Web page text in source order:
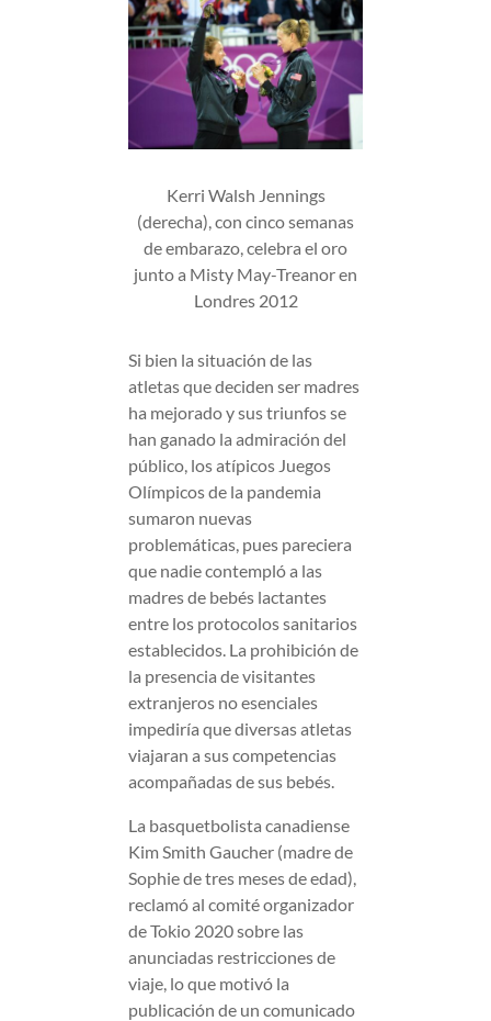
Kerri Walsh Jennings
(derecha), con cinco semanas
de embarazo, celebra el oro
junto a Misty May-Treanor en
Londres 2012
Si bien la situación de las
atletas que deciden ser madres
ha mejorado y sus triunfos se
han ganado la admiración del
público, los atípicos Juegos
Olímpicos de la pandemia
sumaron nuevas
problemáticas, pues pareciera
que nadie contempló a las
madres de bebés lactantes
entre los protocolos sanitarios
establecidos. La prohibición de
la presencia de visitantes
extranjeros no esenciales
impediría que diversas atletas
viajaran a sus competencias
acompañadas de sus bebés.
La basquetbolista canadiense
Kim Smith Gaucher (madre de
Sophie de tres meses de edad),
reclamó al comité organizador
de Tokio 2020 sobre las
anunciadas restricciones de
viaje, lo que motivó la
publicación de un comunicado